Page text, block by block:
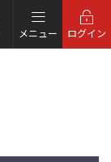
メニュー ログイン